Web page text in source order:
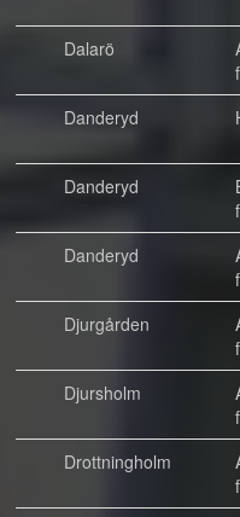
Dalarö
Danderyd
Danderyd
Danderyd
Djurgården
Djursholm
Drottningholm